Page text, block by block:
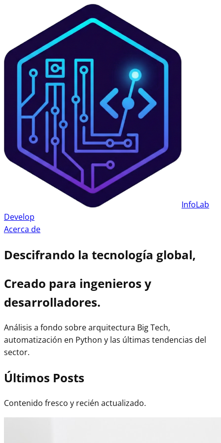
InfoLab
Develop
Acerca de
Descifrando la tecnología global,
Creado para ingenieros y
desarrolladores.
Análisis a fondo sobre arquitectura Big Tech,
automatización en Python y las últimas tendencias del
sector.
Últimos Posts
Contenido fresco y recién actualizado.